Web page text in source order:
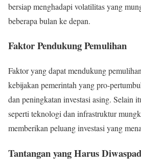
bersiap menghadapi volatilitas yang
beberapa bulan ke depan.
Faktor Pendukung Pemulihan
Faktor yang dapat mendukung
kebijakan pemerintah yang pro-
dan peningkatan investasi asing. Selain
seperti teknologi dan infrastruktur
memberikan peluang investasi yang
Tantangan yang Harus